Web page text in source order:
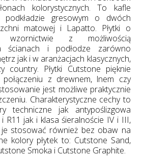
kolorystycznych. To kafle
podkładzie gresowym o dwóch
matowej i Lapatto. Płytki o
wzornictwie z możliwością
ścianach i podłodze zarówno
jak i w aranżacjach klasycznych,
country. Płytki Cutstone pięknie
z drewnem, lnem czy
jest możliwe praktycznie
Charakterystyczne cechy to
techniczne jak antypoślizgowa
R11 jak i klasa śieralnoście IV i III,
stosować również bez obaw na
kolory płytek to: Cutstone Sand,
Smoka i Cutstone Graphite.